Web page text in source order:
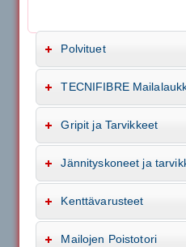
Polvituet
TECNIFIBRE
Gripit ja Tarvikkeet
Jännityskoneet ja
Kenttävarusteet
Mailojen Poistotori